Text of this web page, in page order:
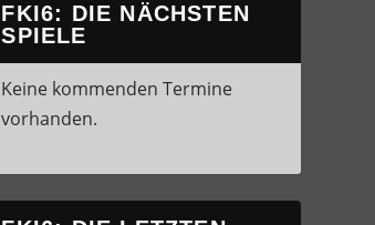
FKI6: DIE NÄCHSTEN
SPIELE
Keine kommenden Termine
vorhanden.